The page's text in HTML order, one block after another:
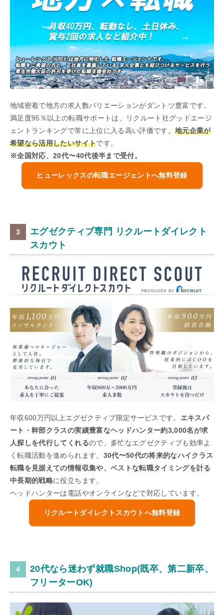
地域密着で地方の求人数バリエーションがダントツ豊富です。
満足度95％以上の転職サポートは、リクルート社グッドエージ
ェントランキングで常に上位に入る高い評価です。地元企業が
希望なら活用したいサイトです。
※全国対応、20代〜40代後半まで受付。
ヒューレックスの転職エージェントへ無料登録
エグゼクティブ専門 リクルートダイレクト
スカウト
年収600万円以上エグゼクティブ限定サービスです。 エキスパ
ート・幹部クラスの実績豊富なヘッドハンター約3,000名が求
人探しを代行してくれるので、多忙なエグゼクティブも効率よ
く転職活動を進められます。 30代〜50代の将来的なハイクラス
転職を見据えての情報収集や、ベストな転職タイミングを計る
中長期的戦略に役立ちます。
ヘッドハンターは電話やオンラインなどで対応しています。
リクルートダイレクトスカウトへ無料登録
20代なら迷わず就職Shop(既卒、第二新卒、
フリーターOK)